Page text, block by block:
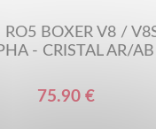
RO5 BOXER V8 /
- CRISTAL AR/AB
75.90 €